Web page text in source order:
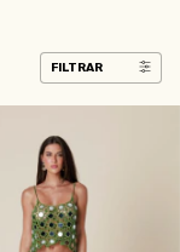
FILTRAR